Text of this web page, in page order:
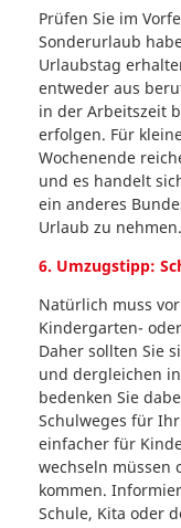
Prüfen Sie im
Sonderurlaub
Urlaubstag
entweder aus
in der Arbeitszeit
erfolgen. Für
Wochenende
und es handelt
ein anderes
Urlaub zu nehmen.
6. Umzugstipp:
Natürlich muss
Kindergarten-
Daher sollten Sie
und dergleichen
bedenken Sie
Schulweges für
einfacher für
wechseln müssen
kommen.
Schule, Kita oder